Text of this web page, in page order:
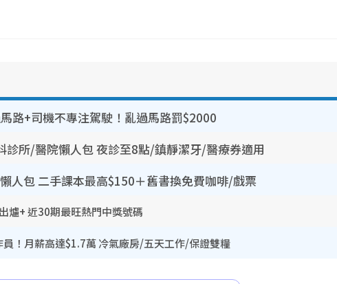
路+司機不專注駕駛！亂過馬路罰$2000
所/醫院懶人包 夜診至8點/鎮靜潔牙/醫療券適用
人包 二手課本最高$150＋舊書換免費咖啡/戲票
爐+ 近30期最旺熱門中獎號碼
！月薪高達$1.7萬 冷氣廠房/五天工作/保證雙糧